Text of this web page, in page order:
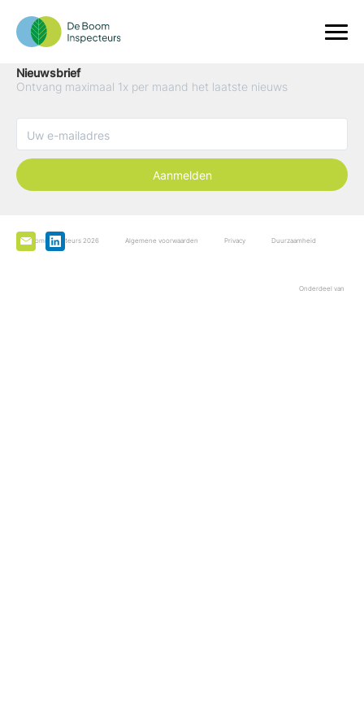
Nieuwsbrief
Ontvang maximaal 1x per maand het laatste nieuws
Aanmelden
De Boominspecteurs 2026 Algemene voorwaarden Privacy Duurzaamheid
Onderdeel van